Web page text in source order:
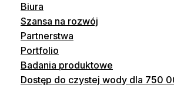
Biura
Szansa na rozwój
Partnerstwa
Portfolio
Badania produktowe
Dostęp do czystej wody dla 750